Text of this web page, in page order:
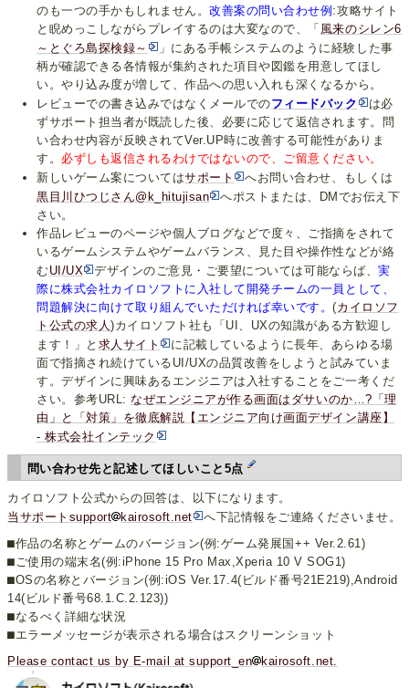
のも一つの手かもしれません。改善案の問い合わせ例 :攻略サイト
と睨めっこしながらプレイするのは大変なので、「 風来のシレン6
～とぐろ島探検録～
」にある手帳システムのように経験した事
柄が確認できる各情報が集約された項目や図鑑を用意してほし
い。やり込み度が増して、作品への思い入れも深くなるから。
レビューでの書き込みではなくメールでのフィードバック
は必
ずサポート担当者が既読した後、必要に応じて返信されます。問
い合わせ内容が反映されてVer.UP時に改善する可能性がありま
す。 必ずしも返信されるわけではないので、ご留意ください。
新しいゲーム案についてはサポート
へお問い合わせ、もしくは
黒目川ひつじさん@k_hitujisan
へポストまたは、DMでお伝え下
さい。
作品レビューのページや個人ブログなどで度々、ご指摘をされて
いるゲームシステムやゲームバランス、見た目や操作性などが絡
む UI/UX デザインのご意見・ご要望については可能ならば、実
際に株式会社カイロソフトに入社して開発チームの一員として、
問題解決に向けて取り組んでいただければ幸いです。(カイロソフ
ト公式の求人)カイロソフト社も「UI、UXの知識がある方歓迎し
ます！」と 求人サイト
に記載しているように長年、あらゆる場
面で指摘され続けているUI/UXの品質改善をしようと試みていま
す。デザインに興味あるエンジニアは入社することをご一考くだ
さい。参考URL:なぜエンジニアが作る画面はダサいのか…?「理
由」と「対策」を徹底解説【エンジニア向け画面デザイン講座】
- 株式会社インテック
問い合わせ先と記述してほしいこと5点
カイロソフト公式からの回答は、以下になります。
当サポートsupport
kairosoft.net
へ下記情報をご連絡くださいませ。
⬛︎作品の名称とゲームのバージョン(例:ゲーム発展国++ Ver.2.61)
⬛︎ご使用の端末名(例:iPhone 15 Pro Max,Xperia 10 V SOG1)
⬛︎OSの名称とバージョン(例:iOS Ver.17.4(ビルド番号21E219),Android
14(ビルド番号68.1.C.2.123))
⬛︎なるべく詳細な状況
⬛︎エラーメッセージが表示される場合はスクリーンショット
Please contact us by E-mail at support_en
kairosoft.net.